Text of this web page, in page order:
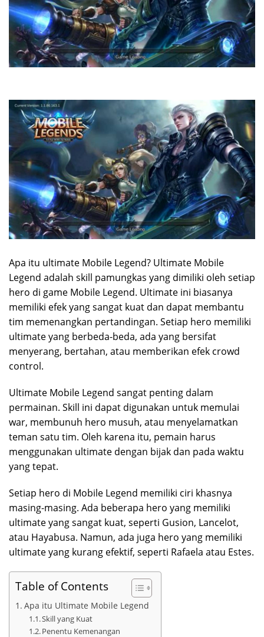
Apa itu ultimate Mobile Legend? Ultimate Mobile
Legend adalah skill pamungkas yang dimiliki oleh setiap
hero di game Mobile Legend. Ultimate ini biasanya
memiliki efek yang sangat kuat dan dapat membantu
tim memenangkan pertandingan. Setiap hero memiliki
ultimate yang berbeda-beda, ada yang bersifat
menyerang, bertahan, atau memberikan efek crowd
control.
Ultimate Mobile Legend sangat penting dalam
permainan. Skill ini dapat digunakan untuk memulai
war, membunuh hero musuh, atau menyelamatkan
teman satu tim. Oleh karena itu, pemain harus
menggunakan ultimate dengan bijak dan pada waktu
yang tepat.
Setiap hero di Mobile Legend memiliki ciri khasnya
masing-masing. Ada beberapa hero yang memiliki
ultimate yang sangat kuat, seperti Gusion, Lancelot,
atau Hayabusa. Namun, ada juga hero yang memiliki
ultimate yang kurang efektif, seperti Rafaela atau Estes.
Table of Contents
Apa itu Ultimate Mobile Legend
Skill yang Kuat
Penentu Kemenangan